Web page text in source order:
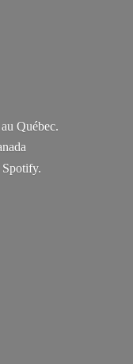
Québec.
Spotify.